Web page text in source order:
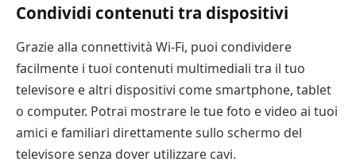
Condividi contenuti tra dispositivi
Grazie alla connettività Wi-Fi, puoi condividere
facilmente i tuoi contenuti multimediali tra il tuo
televisore e altri dispositivi come smartphone, tablet
o computer. Potrai mostrare le tue foto e video ai tuoi
amici e familiari direttamente sullo schermo del
televisore senza dover utilizzare cavi.